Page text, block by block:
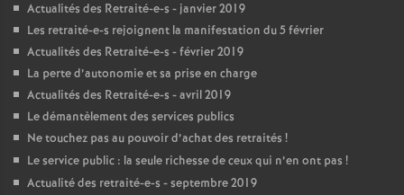
Actualités des Retraité-e-s - janvier 2019
Les retraité-e-s rejoignent la manifestation du 5 février
Actualités des Retraité-e-s - février 2019
La perte d’autonomie et sa prise en charge
Actualités des Retraité-e-s - avril 2019
Le démantèlement des services publics
Ne touchez pas au pouvoir d’achat des retraités !
Le service public : la seule richesse de ceux qui n’en ont pas !
Actualité des retraité-e-s - septembre 2019